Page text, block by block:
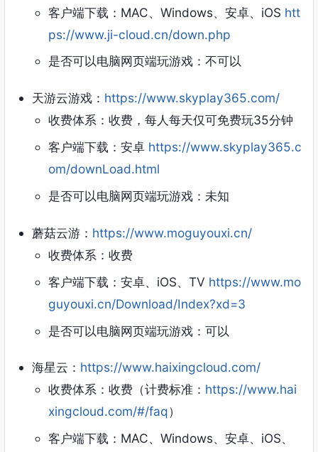
客户端下载：MAC、Windows、安卓、iOS htt
ps://www.ji-cloud.cn/down.php
是否可以电脑网页端玩游戏：不可以
天游云游戏： https://www.skyplay365.com/
收费体系：收费，每人每天仅可免费玩35分钟
客户端下载：安卓 https://www.skyplay365.c
om/downLoad.html
是否可以电脑网页端玩游戏：未知
蘑菇云游： https://www.moguyouxi.cn/
收费体系：收费
客户端下载：安卓、iOS、TV https://www.mo
guyouxi.cn/Download/Index?xd=3
是否可以电脑网页端玩游戏：可以
海星云： https://www.haixingcloud.com/
收费体系：收费（计费标准： https://www.hai
xingcloud.com/#/faq）
客户端下载：MAC、Windows、安卓、iOS、